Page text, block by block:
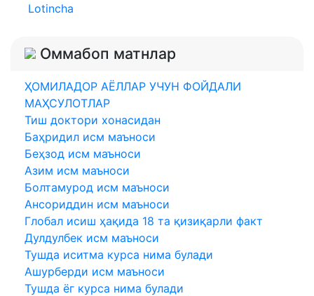
Lotincha
Оммабоп матнлар
ҲОМИЛАДОР АЁЛЛАР УЧУН ФОЙДАЛИ
МАҲСУЛОТЛАР
Тиш доктори хонасидан
Баҳридил исм маъноси
Беҳзод исм маъноси
Азим исм маъноси
Болтамурод исм маъноси
Ансориддин исм маъноси
Глобал исиш ҳақида 18 та қизиқарли факт
Дулдулбек исм маъноси
Тушда иситма курса нима булади
Ашурберди исм маъноси
Тушда ёг курса нима булади